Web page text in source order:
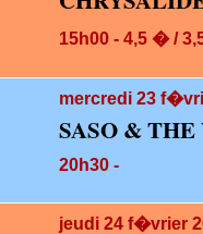
15h00 - 4,5 � /
mercredi 23
SASO & THE
20h30 -
jeudi 24 f�vrier